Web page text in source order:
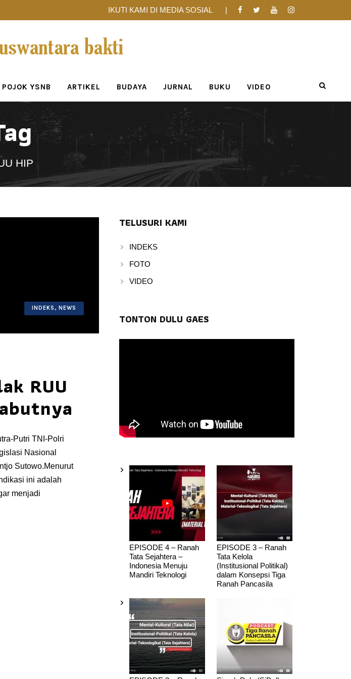
IKUTI KAMI DI MEDIA SOSIAL
POJOK YSNB ARTIKEL BUDAYA JURNAL BUKU VIDEO
HIP
INDEKS , NEWS
RUU
Putri TNI-Polri
Nasional
Sutowo.Menurut
ini adalah
menjadi
TELUSURI KAMI
INDEKS
FOTO
VIDEO
TONTON DULU GAES
EPISODE 4 – Ranah
Tata Sejahtera –
Indonesia Menuju
Mandiri Teknologi
EPISODE 3 – Ranah
Tata Kelola
(Institusional Politikal)
dalam Konsepsi Tiga
Ranah Pancasila